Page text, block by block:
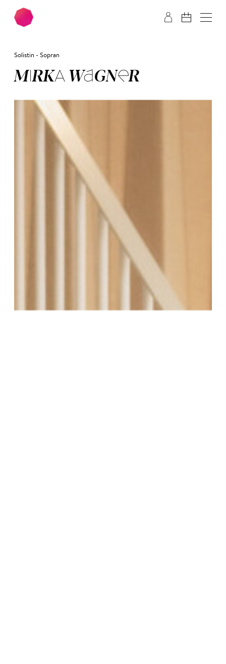
Zum Hauptinhalt springen Zum Footer springen
Solistin - Sopran
MIR­KA WAG­NER